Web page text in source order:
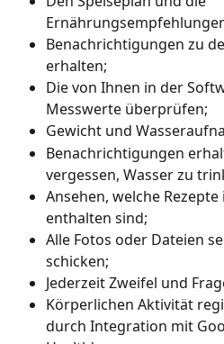
Benachrichtigungen zu
erhalten;
Die von Ihnen in der
Messwerte überprüfen;
Gewicht und
Benachrichtigungen
vergessen, Wasser zu
Ansehen, welche
enthalten sind;
Alle Fotos oder Dateien
schicken;
Jederzeit Zweifel und
Körperlichen Aktivität
durch Integration mit